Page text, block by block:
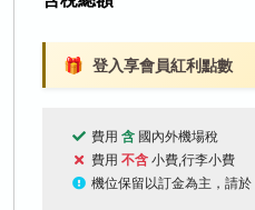
🎁 登入享會員紅利點數
費用 含 國內外機場稅
費用 不含 小費,行李小費
機位保留以訂金為主，請於